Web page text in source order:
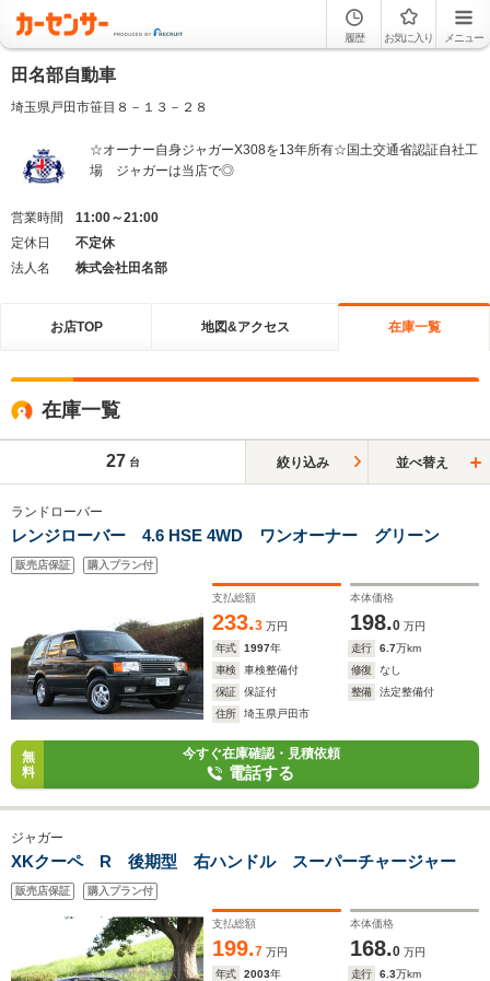
履歴 お気に入り メニュー
田名部自動車
埼玉県戸田市笹目８－１３－２８
☆オーナー自身ジャガーX308を13年所有☆国土交通省認証自社工
場 ジャガーは当店で◎
営業時間
11:00～21:00
定休日
不定休
法人名
株式会社田名部
お店TOP 地図&アクセス 在庫一覧
在庫一覧
27 台 絞り込み 並べ替え
ランドローバー
レンジローバー 4.6 HSE 4WD ワンオーナー グリーン
販売店保証 購入プラン付
支払総額
233.3 万円
本体価格
198.0 万円
年式
1997年 走行 6.7万km
車検
車検整備付 修復
なし
保証
保証付 整備
法定整備付
住所
埼玉県戸田市
無
料
今すぐ在庫確認・見積依頼
電話する
ジャガー
XKクーペ R 後期型 右ハンドル スーパーチャージャー
販売店保証 購入プラン付
支払総額
199.7 万円
本体価格
168.0 万円
年式
2003年 走行 6.3万km